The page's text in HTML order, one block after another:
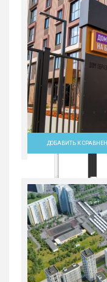
Россия,
Екатеринбург
9 648 900
2
ДОБАВИТЬ К